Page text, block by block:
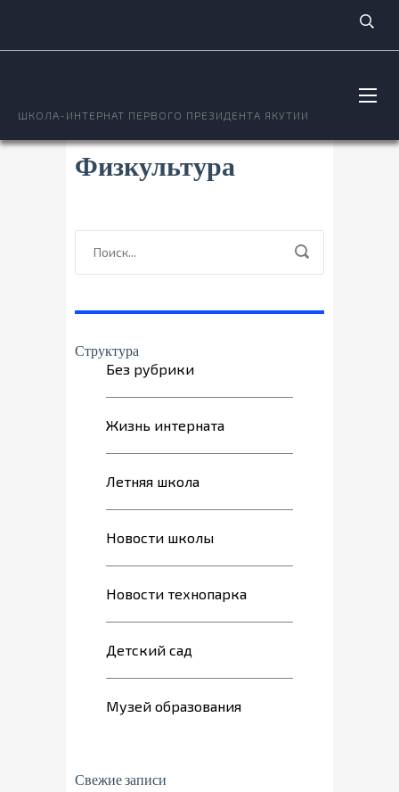
ШКОЛА-ИНТЕРНАТ ПЕРВОГО ПРЕЗИДЕНТА ЯКУТИИ
Физкультура
Структура
Без рубрики
Жизнь интерната
Летняя школа
Новости школы
Новости технопарка
Детский сад
Музей образования
Свежие записи